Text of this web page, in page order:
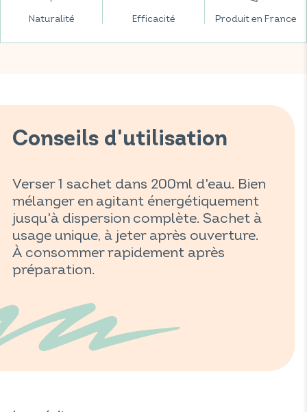
Naturalité Efficacité Produit en France
Conseils d'utilisation
Verser 1 sachet dans 200ml d'eau. Bien
mélanger en agitant énergétiquement
jusqu'à dispersion complète. Sachet à
usage unique, à jeter après ouverture.
À consommer rapidement après
préparation.